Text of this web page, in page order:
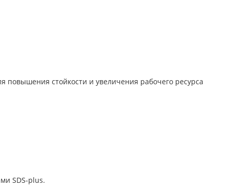
повышения стойкости и увеличения рабочего ресурса
SDS-plus.